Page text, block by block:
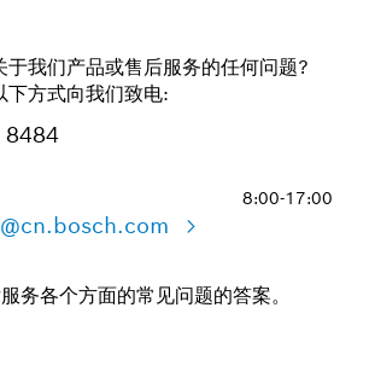
于我们产品或售后服务的任何问题?
下方式向我们致电:
8:00-17:00
务各个方面的常见问题的答案。